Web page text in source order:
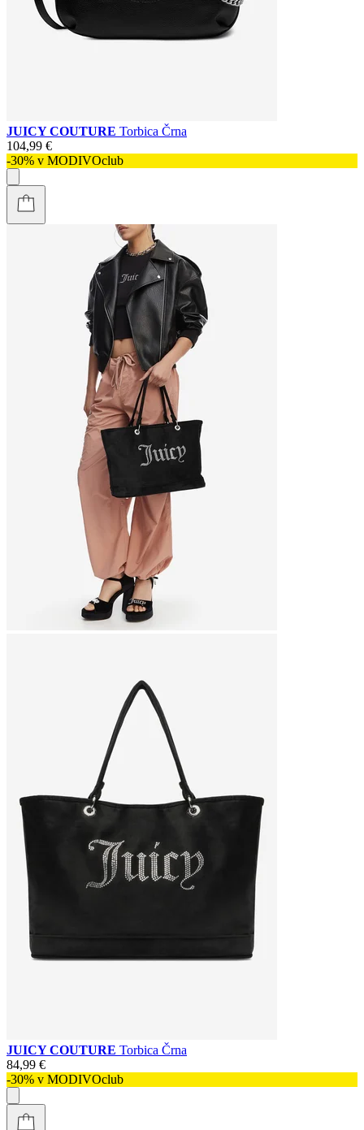
JUICY COUTURE Torbica Črna
104,99 €
-30% v MODIVOclub
JUICY COUTURE Torbica Črna
84,99 €
-30% v MODIVOclub